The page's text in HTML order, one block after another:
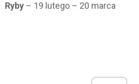
Ryby – 19 lutego – 20 marca